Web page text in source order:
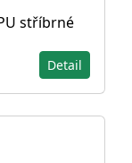
stříbrné
Detail